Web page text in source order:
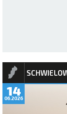
14
06.2026